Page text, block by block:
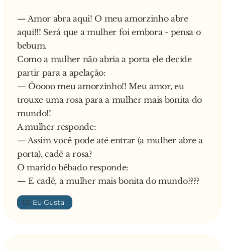
— Amor abra aqui! O meu amorzinho abre
aqui!!! Será que a mulher foi embora - pensa o
bebum.
Como a mulher não abria a porta ele decide
partir para a apelação:
— Ôoooo meu amorzinho!! Meu amor, eu
trouxe uma rosa para a mulher mais bonita do
mundo!!
A mulher responde:
— Assim você pode até entrar (a mulher abre a
porta), cadê a rosa?
O marido bêbado responde:
— E cadê, a mulher mais bonita do mundo????
👍🏼